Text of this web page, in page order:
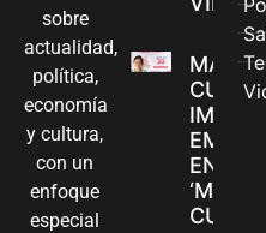
sobre
actualidad,
política,
economía
y cultura,
con un
enfoque
especial
EN LA